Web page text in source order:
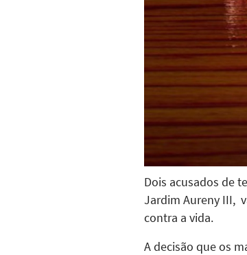
Dois acusados de
Jardim Aureny III,
contra a vida.
A decisão que os